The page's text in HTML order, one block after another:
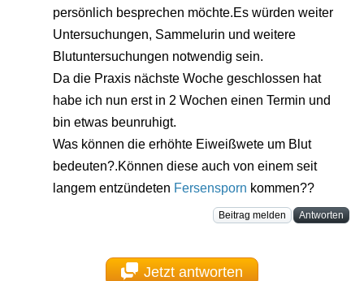
persönlich besprechen möchte.Es würden weiter
Untersuchungen, Sammelurin und weitere
Blutuntersuchungen notwendig sein.
Da die Praxis nächste Woche geschlossen hat
habe ich nun erst in 2 Wochen einen Termin und
bin etwas beunruhigt.
Was können die erhöhte Eiweißwete um Blut
bedeuten?.Können diese auch von einem seit
langem entzündeten Fersensporn kommen??
Beitrag melden Antworten
Jetzt antworten